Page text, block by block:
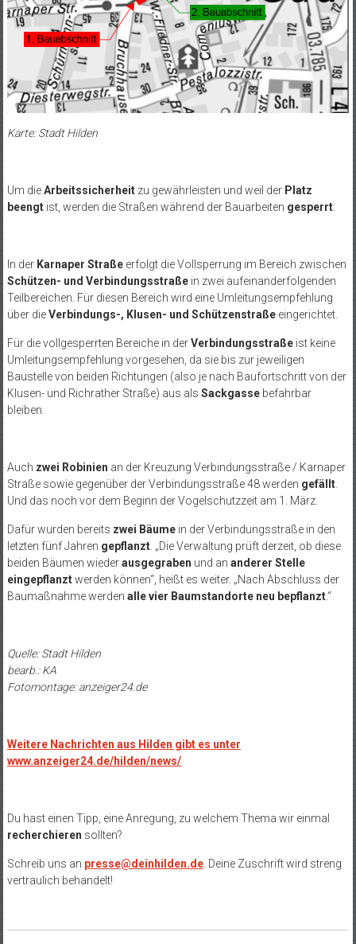
Karte: Stadt Hilden
Um dieArbeitssicherheitzu gewährleisten und weil der Platz
beengtist, werden die Straßen während der Bauarbeiten gesperrt:
In der Karnaper Straßeerfolgt die Vollsperrung im Bereich zwischen
Schützen- und Verbindungsstraßein zwei aufeinanderfolgenden
Teilbereichen. Für diesen Bereich wird eine Umleitungsempfehlung
über dieVerbindungs-, Klusen- und Schützenstraßeeingerichtet.
Für die vollgesperrten Bereiche in derVerbindungsstraßeist keine
Umleitungsempfehlung vorgesehen, da sie bis zur jeweiligen
Baustelle von beiden Richtungen (also je nach Baufortschritt von der
Klusen- und Richrather Straße) aus als Sackgassebefahrbar
bleiben.
Auch zwei Robinien an der Kreuzung Verbindungsstraße / Karnaper
Straße sowie gegenüber der Verbindungsstraße 48 werden gefällt.
Und das noch vor dem Beginn der Vogelschutzzeit am 1. März.
Dafür wurden bereits zwei Bäumein der Verbindungsstraße in den
letzten fünf Jahren gepflanzt. „Die Verwaltung prüft derzeit, ob diese
beiden Bäumen wiederausgegraben und an anderer Stelle
eingepflanztwerden können“, heißt es weiter. „Nach Abschluss der
Baumaßnahme werden alle vier Baumstandorte neu bepflanzt.“
Quelle: Stadt Hilden
bearb.: KA
Fotomontage: anzeiger24.de
Weitere Nachrichten aus Hilden gibt es unter
www.anzeiger24.de/hilden/news/
Du hast einen Tipp, eine Anregung, zu welchem Thema wir einmal
recherchieren sollten?
Schreib uns an presse@deinhilden.de. Deine Zuschrift wird streng
vertraulich behandelt!